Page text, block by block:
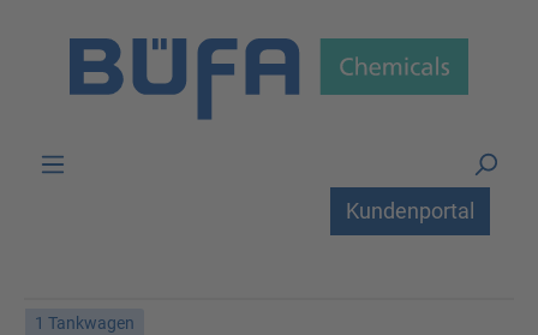
Kundenportal
1 Tankwagen